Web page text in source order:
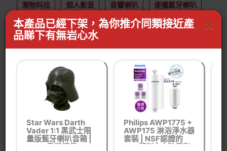
潮物科技 個人影音 音響喇叭 便攜藍牙喇叭
限時特價 / 清貨優惠 ×
本產品已經下架，為你推介同類接近產
品睇下有無岩心水
Star Wars Darth
Vader 1:1 黑武士限
量版藍牙喇叭音箱 |
香港行貨
Philips AWP1775 +
AWP175 淋浴淨水器
套裝 | NSF認證的
KDF濾料 | 去除氯和